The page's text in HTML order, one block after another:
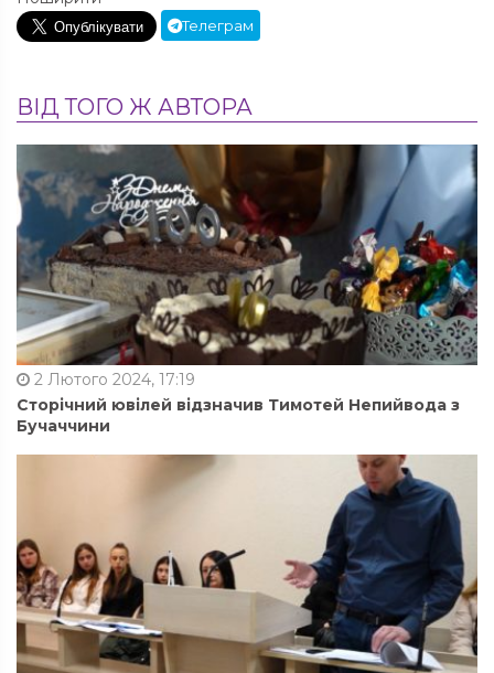
Телеграм
ВІД ТОГО Ж АВТОРА
2 Лютого 2024, 17:19
Сторічний ювілей відзначив Тимотей Непийвода з
Бучаччини